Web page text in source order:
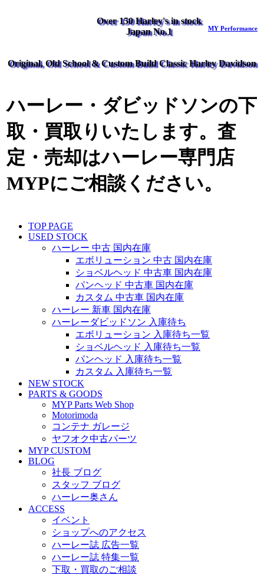
Over 150 Harley's in stock
Japan No.1
MY Performance
Original, Old School & Custom Build Classic Harley Davidson
ハーレー・ダビッドソンの下
取・買取りいたします。査
定・売却はハーレー専門店
MYPにご相談ください。
TOP PAGE
USED STOCK
ハーレー 中古 国内在庫
エボリューション 中古 国内在庫
ショベルヘッド 中古車 国内在庫
パンヘッド 中古車 国内在庫
カスタム 中古車 国内在庫
ハーレー 新車 国内在庫
ハーレーダビッドソン 入庫待ち
エボリューション 入庫待ち一覧
ショベルヘッド 入庫待ち一覧
パンヘッド 入庫待ち一覧
カスタム 入庫待ち一覧
NEW STOCK
PARTS & GOODS
MYP Parts Web Shop
Motorimoda
コンテナ ガレージ
ヤフオク中古パーツ
MYP CUSTOM
BLOG
社長 ブログ
スタッフ ブログ
ハーレー奥さん
ACCESS
イベント
ショップへのアクセス
ハーレー誌 広告一覧
ハーレー誌 特集一覧
下取・買取のご相談